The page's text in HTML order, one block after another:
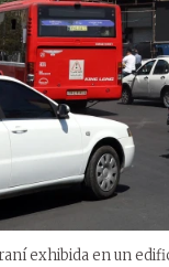
exhibida en un